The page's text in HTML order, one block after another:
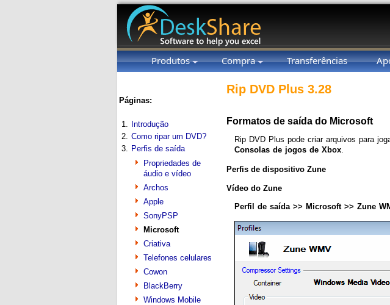
Produtos Compra Transferências
Páginas:
1.
Introdução
2. Como ripar um DVD?
3. Perfis de saída
Propriedades de
áudio e vídeo
Archos
Apple
SonyPSP
Microsoft
Criativa
Telefones celulares
Cowon
BlackBerry
Windows Mobile
Rip DVD Plus 3.28
Formatos de saída do Microsoft
Rip DVD Plus pode criar arquivos para
Consolas de jogos de Xbox.
Perfis de dispositivo Zune
Vídeo do Zune
Perfil de saída >> Microsoft >> Zune